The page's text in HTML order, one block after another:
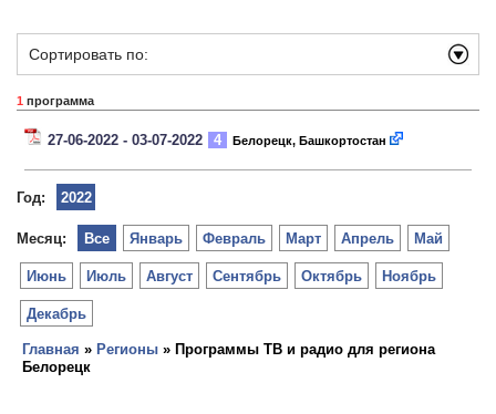
Сортировать по:
1 программа
27-06-2022 - 03-07-2022 4 Белорецк, Башкортостан
Год: 2022
Месяц: Январь Февраль Март Апрель Май
Июнь Июль Август Сентябрь Октябрь Ноябрь
Декабрь
Все
Главная » Регионы » Программы ТВ и радио для региона
Белорецк